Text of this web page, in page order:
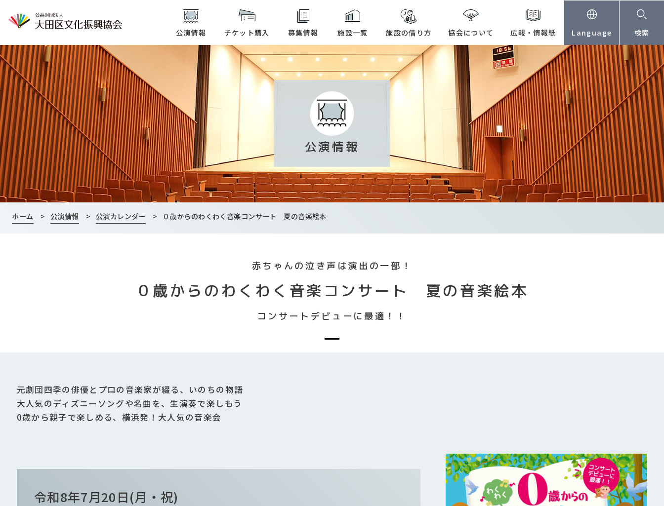
本文へ
公演情報 チケット購入 募集情報 施設一覧 施設の借り方 協会について 広報・情報紙 Language 検索
公演情報
ホーム > 公演情報 > 公演カレンダー > ０歳からのわくわく音楽コンサート 夏の音楽絵本
赤ちゃんの泣き声は演出の一部！
０歳からのわくわく音楽コンサート 夏の音楽絵本
コンサートデビューに最適！！
元劇団四季の俳優とプロの音楽家が綴る、いのちの物語
大人気のディズニーソングや名曲を、生演奏で楽しもう
0歳から親子で楽しめる、横浜発！大人気の音楽会
令和8年7月20日(月・祝)